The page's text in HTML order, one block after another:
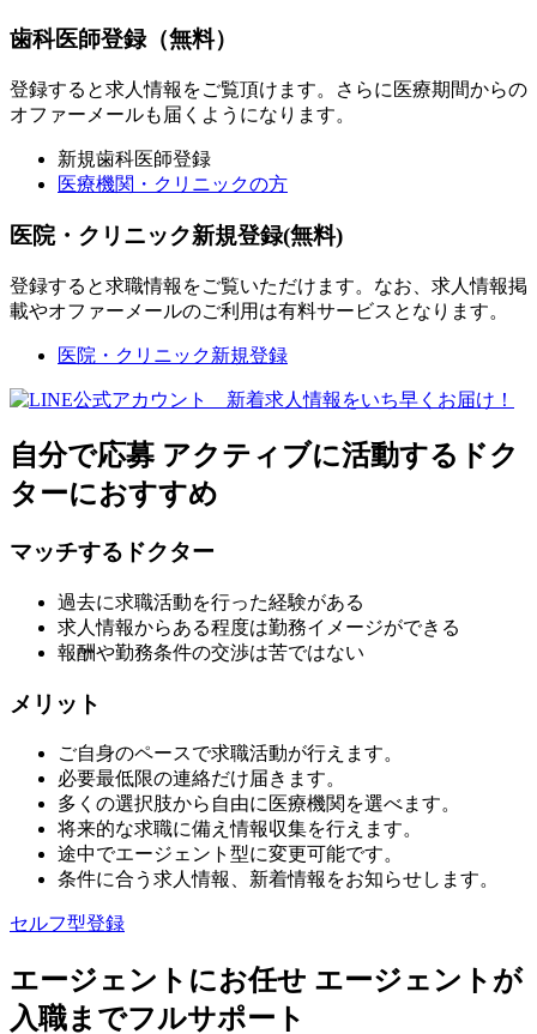
歯科医師登録（無料）
登録すると求人情報をご覧頂けます。さらに医療期間からの
オファーメールも届くようになります。
新規歯科医師登録
医療機関・クリニックの方
医院・クリニック新規登録(無料)
登録すると求職情報をご覧いただけます。なお、求人情報掲
載やオファーメールのご利用は有料サービスとなります。
医院・クリニック新規登録
自分で応募 アクティブに活動するドク
ターにおすすめ
マッチするドクター
過去に求職活動を行った経験がある
求人情報からある程度は勤務イメージができる
報酬や勤務条件の交渉は苦ではない
メリット
ご自身のペースで求職活動が行えます。
必要最低限の連絡だけ届きます。
多くの選択肢から自由に医療機関を選べます。
将来的な求職に備え情報収集を行えます。
途中でエージェント型に変更可能です。
条件に合う求人情報、新着情報をお知らせします。
セルフ型登録
エージェントにお任せ エージェントが
入職までフルサポート